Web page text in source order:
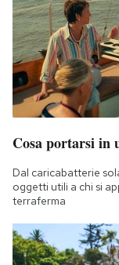
Cosa portarsi in
Dal caricabatterie
oggetti utili a chi si
terraferma